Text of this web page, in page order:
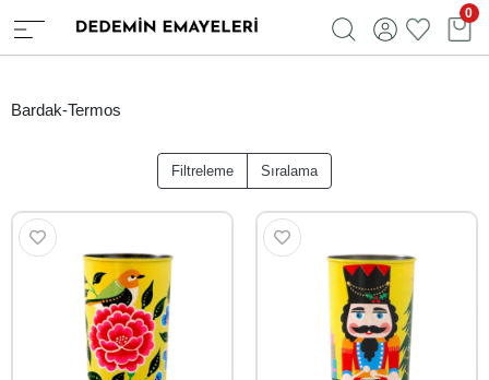
0
Bardak-Termos
Filtreleme Sıralama